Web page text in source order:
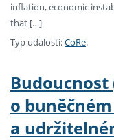
inflation, economic
that […]
Typ události:CoRe.
Budoucnost
o
a